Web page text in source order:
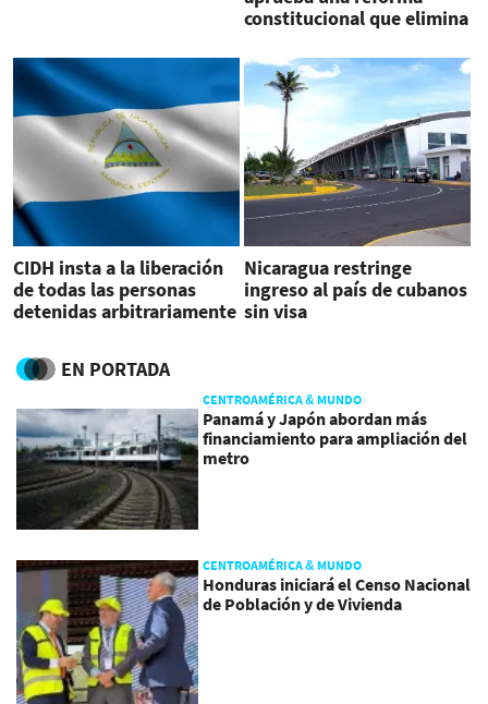
constitucional que elimina
CIDH insta a la liberación
de todas las personas
detenidas arbitrariamente
Nicaragua restringe
ingreso al país de cubanos
sin visa
EN PORTADA
CENTROAMÉRICA & MUNDO
Panamá y Japón abordan más
financiamiento para ampliación del
metro
CENTROAMÉRICA & MUNDO
Honduras iniciará el Censo Nacional
de Población y de Vivienda